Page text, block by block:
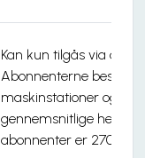
Kan kun tilgås via
Abonnenterne består
maskinstationer og
gennemsnitlige
abonnenter er 270